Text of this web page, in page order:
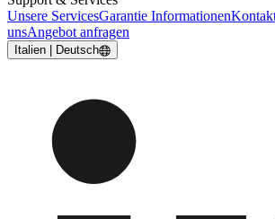
Unsere ServicesGarantie Informationen
unsAngebot anfragen
Italien | Deutsch